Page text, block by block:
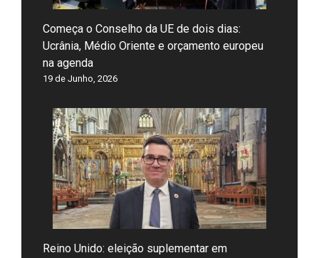
Começa o Conselho da UE de dois dias:
Ucrânia, Médio Oriente e orçamento europeu
na agenda
19 de Junho, 2026
Reino Unido: eleição suplementar em